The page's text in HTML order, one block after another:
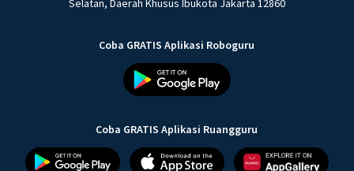
Selatan, Daerah Khusus Ibukota Jakarta 12860
Coba GRATIS Aplikasi Roboguru
Coba GRATIS Aplikasi Ruangguru